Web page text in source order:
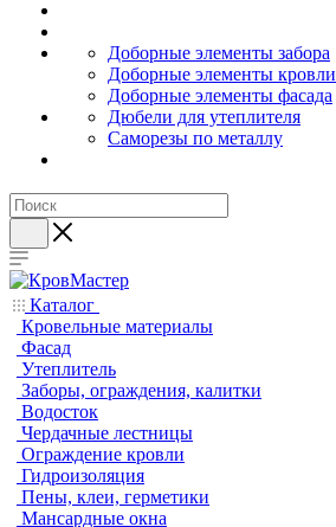
Доборные элементы забора
Доборные элементы кровли
Доборные элементы фасада
Дюбели для утеплителя
Саморезы по металлу
Каталог
Кровельные материалы
Фасад
Утеплитель
Заборы, ограждения, калитки
Водосток
Чердачные лестницы
Ограждение кровли
Гидроизоляция
Пены, клеи, герметики
Мансардные окна